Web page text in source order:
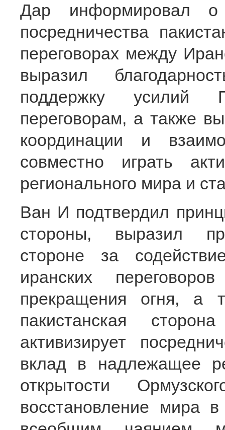
Дар информировал о
посредничества
переговорах между
выразил
поддержку усилий
переговорам, а также
координации и
совместно играть
регионального мира и
Ван И подтвердил
стороны, выразил
стороне за
иранских
прекращения огня, а
пакистанская
активизирует
вклад в надлежащее
открытости
восстановление мира